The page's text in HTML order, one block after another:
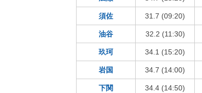
須佐 31.7 (09:20)
油谷 32.2 (11:30)
玖珂 34.1 (15:20)
岩国 34.7 (14:00)
下関 34.4 (14:50)